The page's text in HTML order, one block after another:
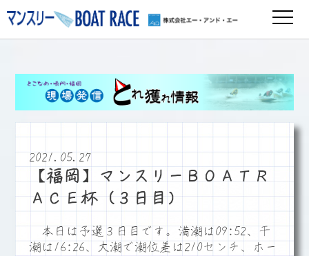
2021.05.27
【福岡】マンスリーＢＯＡＴＲ
ＡＣＥ杯（３日目）
本日は予選３日目です。満潮は09:52、干
潮は16:26、大潮で潮位差は210センチ、ホー